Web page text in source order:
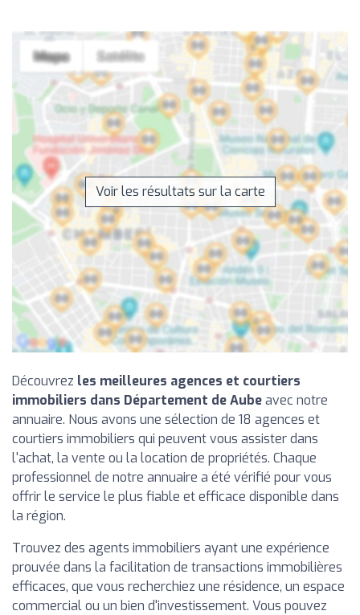
Voir les résultats sur la carte
Découvrez les meilleures agences et courtiers
immobiliers dans Département de Aubeavec notre
annuaire. Nous avons une sélection de 18 agences et
courtiers immobiliers qui peuvent vous assister dans
l'achat, la vente ou la location de propriétés. Chaque
professionnel de notre annuaire a été vérifié pour vous
offrir le service le plus fiable et efficace disponible dans
la région.
Trouvez des agents immobiliers ayant une expérience
prouvée dans la facilitation de transactions immobilières
efficaces, que vous recherchiez une résidence, un espace
commercial ou un bien d'investissement. Vous pouvez